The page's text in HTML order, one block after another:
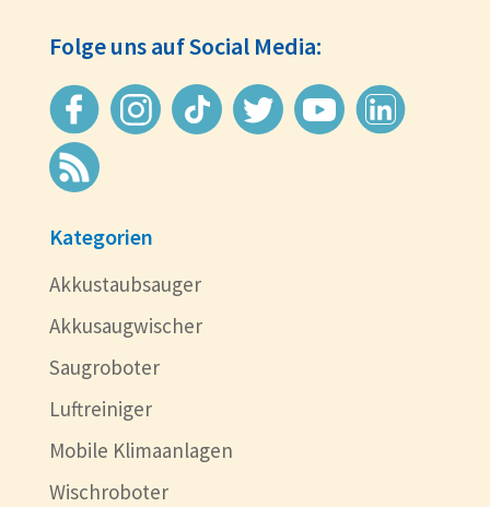
Folge uns auf Social Media:
Kategorien
Akkustaubsauger
Akkusaugwischer
Saugroboter
Luftreiniger
Mobile Klimaanlagen
Wischroboter